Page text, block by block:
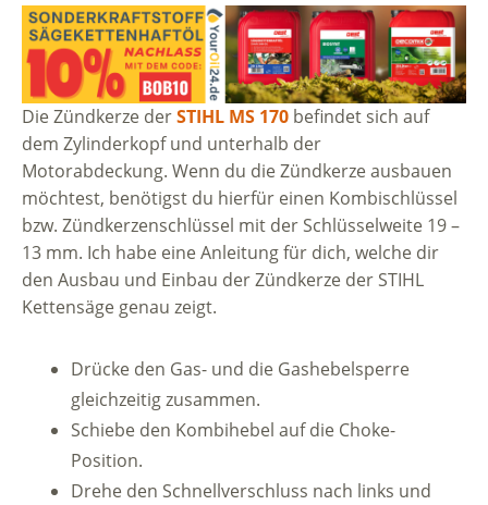
Die Zündkerze derSTIHL MS 170 befindet sich auf
dem Zylinderkopf und unterhalb der
Motorabdeckung. Wenn du die Zündkerze ausbauen
möchtest, benötigst du hierfür einen Kombischlüssel
bzw. Zündkerzenschlüssel mit der Schlüsselweite 19 –
13 mm. Ich habe eine Anleitung für dich, welche dir
den Ausbau und Einbau der Zündkerze der STIHL
Kettensäge genau zeigt.
Drücke den Gas- und die Gashebelsperre
gleichzeitig zusammen.
Schiebe den Kombihebel auf die Choke-
Position.
Drehe den Schnellverschluss nach links und